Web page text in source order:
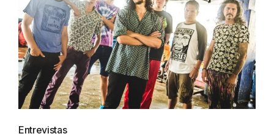
Entrevistas